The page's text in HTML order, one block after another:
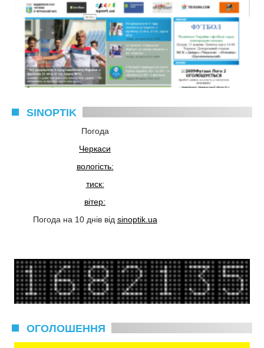
SINOPTIK
Погода
Черкаси
вологість:
тиск:
вітер:
Погода на 10 днів від sinoptik.ua
ОГОЛОШЕННЯ